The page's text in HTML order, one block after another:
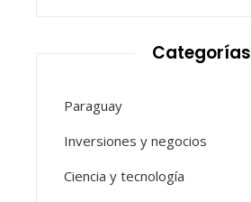
Categorías
Paraguay
Inversiones y negocios
Ciencia y tecnología